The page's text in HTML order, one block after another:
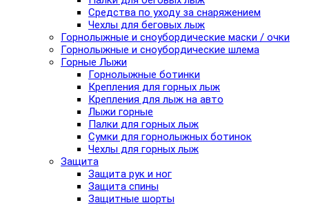
Средства по уходу за снаряжением
Чехлы для беговых лыж
Горнолыжные и сноубордические маски / очки
Горнолыжные и сноубордические шлема
Горные Лыжи
Горнолыжные ботинки
Крепления для горных лыж
Крепления для лыж на авто
Лыжи горные
Палки для горных лыж
Сумки для горнолыжных ботинок
Чехлы для горных лыж
Защита
Защита рук и ног
Защита спины
Защитные шорты